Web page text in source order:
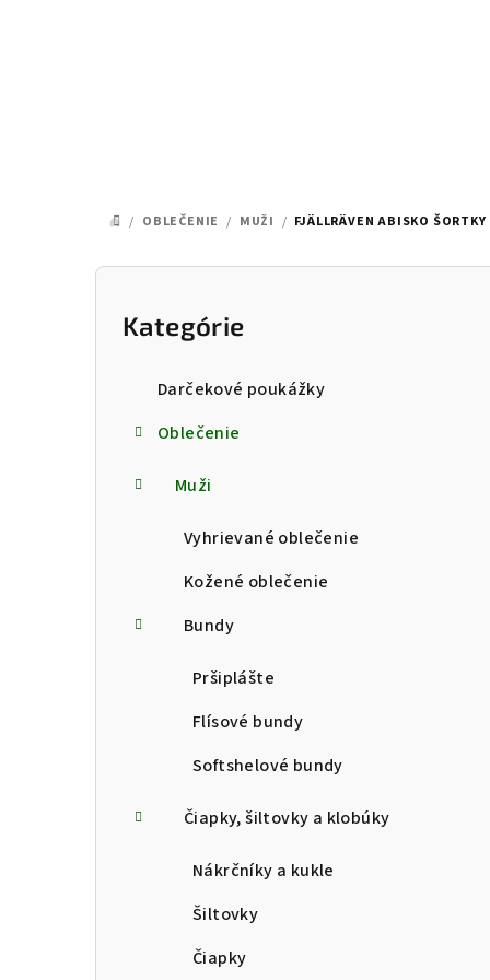
DOMOV
/ OBLEČENIE / MUŽI / FJÄLLRÄVEN ABISKO ŠORTKY
Preskočiť
kategórie
Kategórie
Darčekové poukážky
Oblečenie
Muži
Vyhrievané oblečenie
Kožené oblečenie
Bundy
Pršiplášte
Flísové bundy
Softshelové bundy
Čiapky, šiltovky a klobúky
Nákrčníky a kukle
Šiltovky
Čiapky